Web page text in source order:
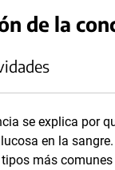
de la
se explica por
en la
más